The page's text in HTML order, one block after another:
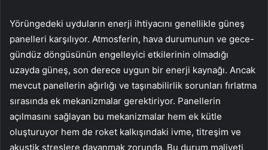
Yörüngedeki uyduların enerji ihtiyacını genellikle güneş
panelleri karşılıyor. Atmosferin, hava durumunun ve gece-
gündüz döngüsünün engelleyici etkilerinin olmadığı
uzayda güneş, son derece uygun bir enerji kaynağı. Ancak
mevcut panellerin ağırlığı ve taşınabilirlik sorunları fırlatma
sırasında ek mekanizmalar gerektiriyor. Panellerin
açılmasını sağlayan bu mekanizmalar hem ek kütle
oluşturuyor hem de roket kalkışındaki ivme, titreşim ve
akustik streslere dayanmak zorunda. Bu durum maliyeti